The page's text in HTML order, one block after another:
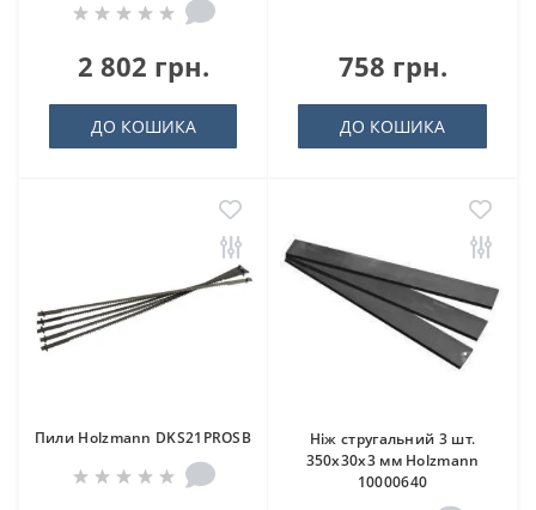
2 802 грн.
ДО КОШИКА
758 грн.
ДО КОШИКА
Пили Holzmann DKS21PROSB
Ніж стругальний 3 шт.
350x30x3 мм Holzmann
10000640